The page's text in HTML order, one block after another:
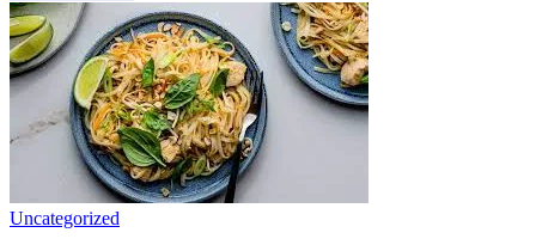
Uncategorized